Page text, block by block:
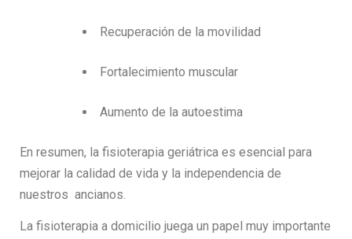
Recuperación de la movilidad
Fortalecimiento muscular
Aumento de la autoestima
En resumen, la fisioterapia geriátrica es esencial para
mejorar la calidad de vida y la independencia de
nuestros ancianos.
La fisioterapia a domicilio juega un papel muy importante